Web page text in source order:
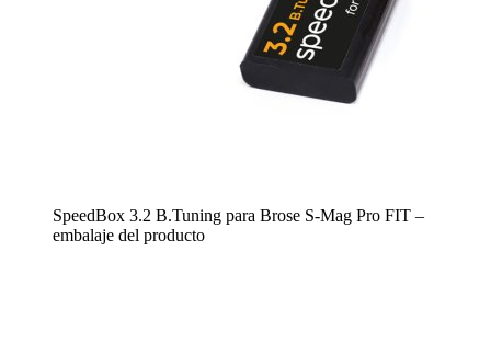
SpeedBox 3.2 B.Tuning para Brose S-Mag Pro FIT –
embalaje del producto